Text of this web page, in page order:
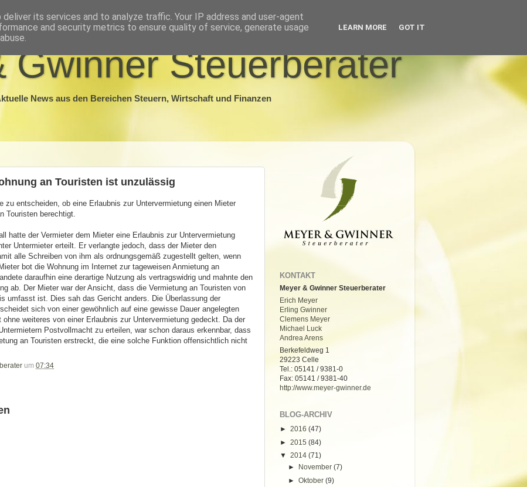
Gwinner Steuerberater
News aus den Bereichen Steuern, Wirtschaft und Finanzen
an Touristen ist unzulässig
zu entscheiden, ob eine Erlaubnis zur Untervermietung einen Mieter
Touristen berechtigt.
hatte der Vermieter dem Mieter eine Erlaubnis zur Untervermietung
Untermieter erteilt. Er verlangte jedoch, dass der Mieter den
alle Schreiben von ihm als ordnungsgemäß zugestellt gelten, wenn
bot die Wohnung im Internet zur tageweisen Anmietung an
daraufhin eine derartige Nutzung als vertragswidrig und mahnte den
ab. Der Mieter war der Ansicht, dass die Vermietung an Touristen von
umfasst ist. Dies sah das Gericht anders. Die Überlassung der
sich von einer gewöhnlich auf eine gewisse Dauer angelegten
weiteres von einer Erlaubnis zur Untervermietung gedeckt. Da der
Postvollmacht zu erteilen, war schon daraus erkennbar, dass
an Touristen erstreckt, die eine solche Funktion offensichtlich nicht
um 07:34
KONTAKT
Meyer & Gwinner Steuerberater
Erich Meyer
Erling Gwinner
Clemens Meyer
Michael Luck
Andrea Arens
Berkefeldweg 1
29223 Celle
Tel.: 05141 / 9381-0
Fax: 05141 / 9381-40
http://www.meyer-gwinner.de
BLOG-ARCHIV
► 2016 (47)
► 2015 (84)
▼ 2014 (71)
►
November(7)
►Oktober(9)
its services and to analyze traffic. Your IP address and user-agent
and security metrics to ensure quality of service, generate usage
LEARN MORE GOT IT